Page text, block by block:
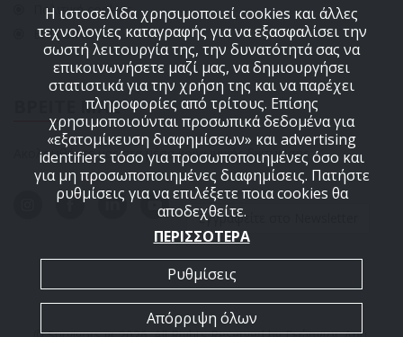
Πολιτική cookies
ΕΠΙΚΟΙΝΩΝΙΑ
ΒΡΕΙΤΕ ΜΑΣ
Ακολουθήστε μας στα μέσα κοινωνικής δικτύωσης
Εγγραφείτε στο Newsletter
Η ιστοσελίδα χρησιμοποιεί cookies και άλλες
τεχνολογίες καταγραφής για να εξασφαλίσει την
σωστή λειτουργία της, την δυνατότητά σας να
επικοινωνήσετε μαζί μας, να δημιουργήσει
στατιστικά για την χρήση της και να παρέχει
πληροφορίες από τρίτους. Επίσης
χρησιμοποιούνται προσωπικά δεδομένα για
«εξατομίκευση διαφημίσεων» και advertising
identifiers τόσο για προσωποποιημένες όσο και
για μη προσωποποιημένες διαφημίσεις. Πατήστε
ρυθμίσεις για να επιλέξετε ποια cookies θα
αποδεχθείτε.
ΠΕΡΙΣΣΟΤΕΡΑ
Ρυθμίσεις
Απόρριψη όλων